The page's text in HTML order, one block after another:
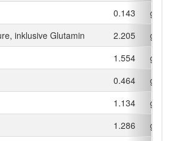
0.143
g
inklusive Glutamin
2.205
g
1.554
g
0.464
g
1.134
g
1.286 g